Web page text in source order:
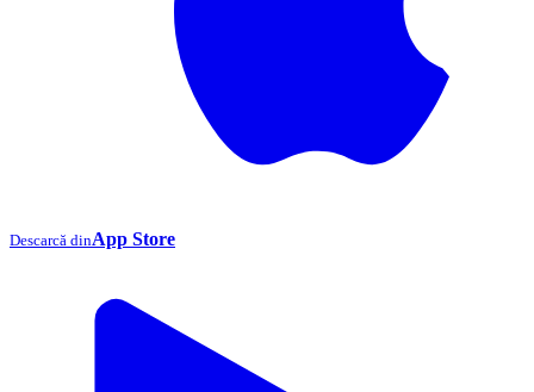
Descarcă dinApp Store